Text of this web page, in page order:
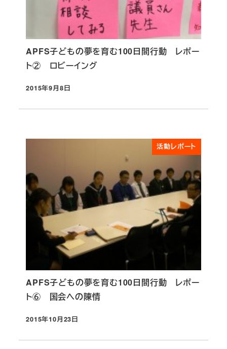
APFS子どもの夢を育む100日間行動 レポー
ト② ロビーイング
投稿日
2015年9月8日
活動レポート
APFS子どもの夢を育む100日間行動 レポー
ト⑥ 国会への陳情
投稿日
2015年10月23日